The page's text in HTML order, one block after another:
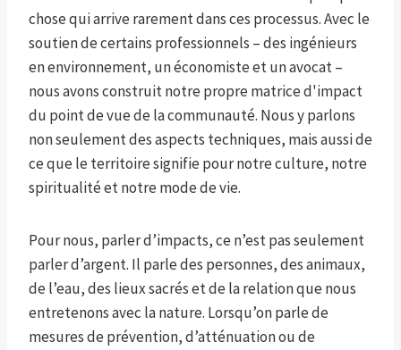
chose qui arrive rarement dans ces processus. Avec le
soutien de certains professionnels – des ingénieurs
en environnement, un économiste et un avocat –
nous avons construit notre propre matrice d'impact
du point de vue de la communauté. Nous y parlons
non seulement des aspects techniques, mais aussi de
ce que le territoire signifie pour notre culture, notre
spiritualité et notre mode de vie.
Pour nous, parler d’impacts, ce n’est pas seulement
parler d’argent. Il parle des personnes, des animaux,
de l’eau, des lieux sacrés et de la relation que nous
entretenons avec la nature. Lorsqu’on parle de
mesures de prévention, d’atténuation ou de